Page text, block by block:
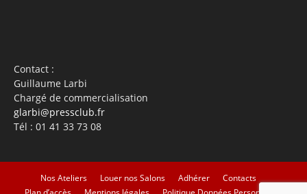
Contact :
Guillaume Larbi
Chargé de commercialisation
glarbi@pressclub.fr
Tél : 01 41 33 73 08
Nos Ateliers Louer nos Salons Adhérer
Contacts